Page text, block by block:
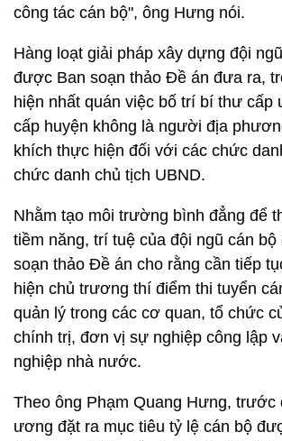
công tác cán bộ", ông Hưng nói.
Hàng loạt giải pháp xây dựng đội
được Ban soạn thảo Đề án đưa ra,
hiện nhất quán việc bố trí bí thư cấp
cấp huyện không là người địa
khích thực hiện đối với các chức
chức danh chủ tịch UBND.
Nhằm tạo môi trường bình đẳng để
tiềm năng, trí tuệ của đội ngũ cán bộ
soạn thảo Đề án cho rằng cần tiếp
hiện chủ trương thí điểm thi tuyển
quản lý trong các cơ quan, tổ chức
chính trị, đơn vị sự nghiệp công lập
nghiệp nhà nước.
Theo ông Phạm Quang Hưng, trước
ương đặt ra mục tiêu tỷ lệ cán bộ